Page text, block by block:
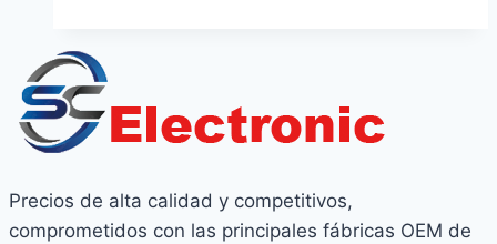
Precios de alta calidad y competitivos,
comprometidos con las principales fábricas OEM de